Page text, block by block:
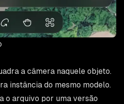
a câmera naquele objeto.
instância do mesmo modelo.
o arquivo por uma versão